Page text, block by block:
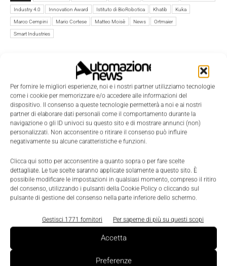
Per fornire le migliori esperienze, noi e i nostri partner utilizziamo tecnologie
come i cookie per memorizzare e/o accedere alle informazioni del
dispositivo. Il consenso a queste tecnologie permetterà a noi e ai nostri
partner di elaborare dati personali come il comportamento durante la
navigazione o gli ID univoci su questo sito e di mostrare annunci (non)
personalizzati. Non acconsentire o ritirare il consenso può influire
negativamente su alcune caratteristiche e funzioni.
Clicca qui sotto per acconsentire a quanto sopra o per fare scelte
dettagliate. Le tue scelte saranno applicate solamente a questo sito. È
possibile modificare le impostazioni in qualsiasi momento, compreso il ritiro
del consenso, utilizzando i pulsanti della Cookie Policy o cliccando sul
pulsante di gestione del consenso nella parte inferiore dello schermo.
Gestisci 1771 fornitori Per saperne di più su questi scopi
Accetta
Preferenze
LEGGI LA RIVISTA ⇢
Industry 4.0 Innovation Award Istituto di BioRobotica Khatib Kuka
Marco Cempini Mario Cortese Matteo Moisè News Ortmaier
Smart Industries